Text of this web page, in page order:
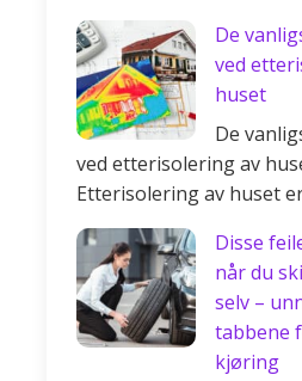
De
ved
huset
De
ved etterisolering av
Etterisolering av huset
Disse
når du
selv –
tabbene
kjøring